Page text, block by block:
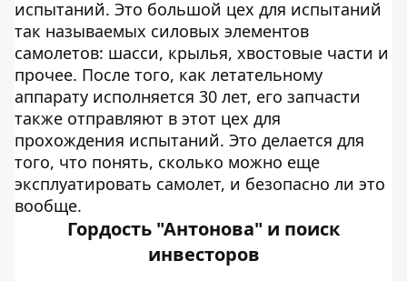
испытаний. Это большой цех для испытаний
так называемых силовых элементов
самолетов: шасси, крылья, хвостовые части и
прочее. После того, как летательному
аппарату исполняется 30 лет, его запчасти
также отправляют в этот цех для
прохождения испытаний. Это делается для
того, что понять, сколько можно еще
эксплуатировать самолет, и безопасно ли это
вообще.
Гордость "Антонова" и поиск
инвесторов